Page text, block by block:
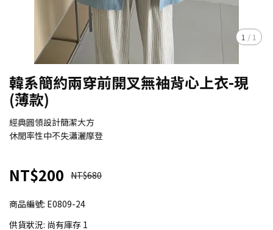
1 / 1
韓系簡約兩穿前開叉無袖背心上衣-現
(薄款)
經典圓領設計簡潔大方
休閒率性中不失瀟灑摩登
NT$200 NT$680
商品編號: E0809-24
供貨狀況: 尚有庫存 1